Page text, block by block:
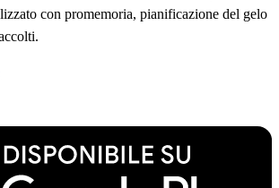
con promemoria, pianificazione del gelo